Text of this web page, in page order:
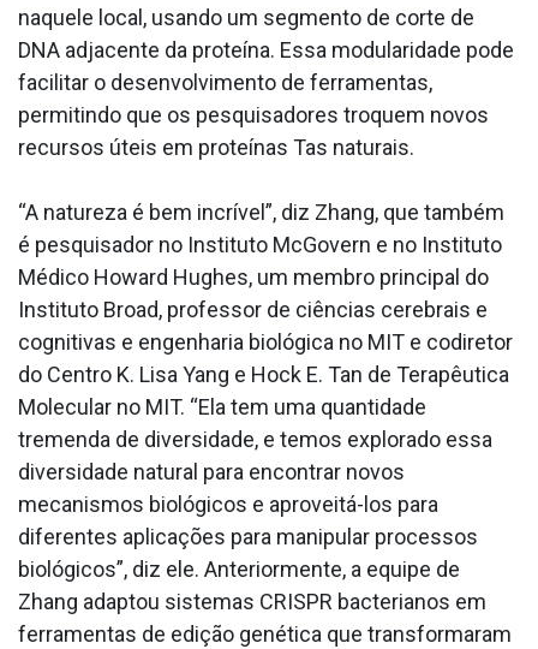
naquele local, usando um segmento de corte de
DNA adjacente da proteína. Essa modularidade pode
facilitar o desenvolvimento de ferramentas,
permitindo que os pesquisadores troquem novos
recursos úteis em proteínas Tas naturais.
“A natureza é bem incrível”, diz Zhang, que também
é pesquisador no Instituto McGovern e no Instituto
Médico Howard Hughes, um membro principal do
Instituto Broad, professor de ciências cerebrais e
cognitivas e engenharia biológica no MIT e codiretor
do Centro K. Lisa Yang e Hock E. Tan de Terapêutica
Molecular no MIT. “Ela tem uma quantidade
tremenda de diversidade, e temos explorado essa
diversidade natural para encontrar novos
mecanismos biológicos e aproveitá-los para
diferentes aplicações para manipular processos
biológicos”, diz ele. Anteriormente, a equipe de
Zhang adaptou sistemas CRISPR bacterianos em
ferramentas de edição genética que transformaram